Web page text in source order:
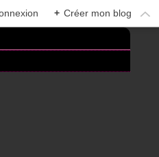
+ Créer mon blog